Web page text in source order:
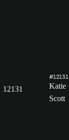
12131
#12131
Katie
Scott